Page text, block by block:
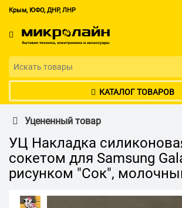
Крым, ЮФО, ДНР, ЛНР
КАТАЛОГ ТОВАРОВ
Уцененный товар
УЦ Накладка
сокетом для Samsung
рисунком "Сок",